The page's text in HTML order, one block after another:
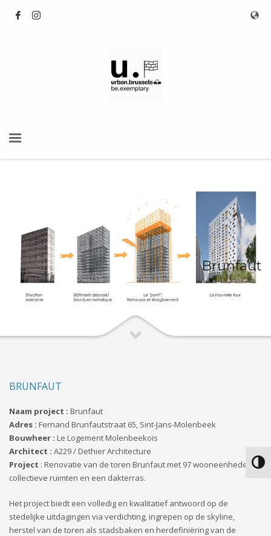
Brunfaut
BRUNFAUT
Naam project : Brunfaut
Adres : Fernand Brunfautstraat 65, Sint-Jans-Molenbeek
Bouwheer : Le Logement Molenbeekois
Architect : A229 / Dethier Architecture
Project : Renovatie van de toren Brunfaut met 97 wooneenheden,
collectieve ruimten en een dakterras.
Het project biedt een volledig en kwalitatief antwoord op de
stedelijke uitdagingen via verdichting, ingrepen op de skyline,
herstel van de toren als stadsbaken en herdefiniëring van de